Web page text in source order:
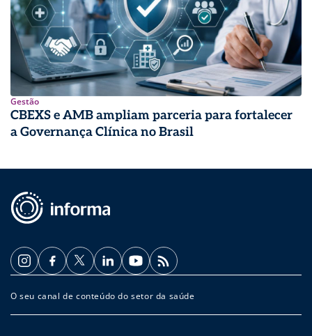
Gestão
CBEXS e AMB ampliam parceria para fortalecer
a Governança Clínica no Brasil
O seu canal de conteúdo do setor da saúde